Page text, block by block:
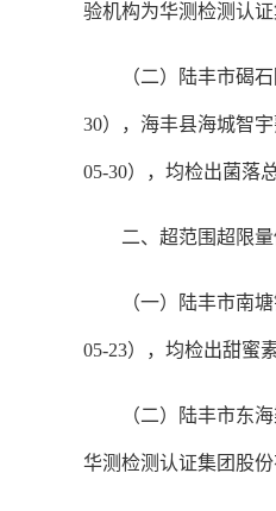
验机构为华测检测认证
（二）陆丰市碣
30），海丰县海城智
05-30），均检出菌落
二、超范围超限
（一）陆丰市南
05-23），均检出甜蜜
（二）陆丰市东
华测检测认证集团股份